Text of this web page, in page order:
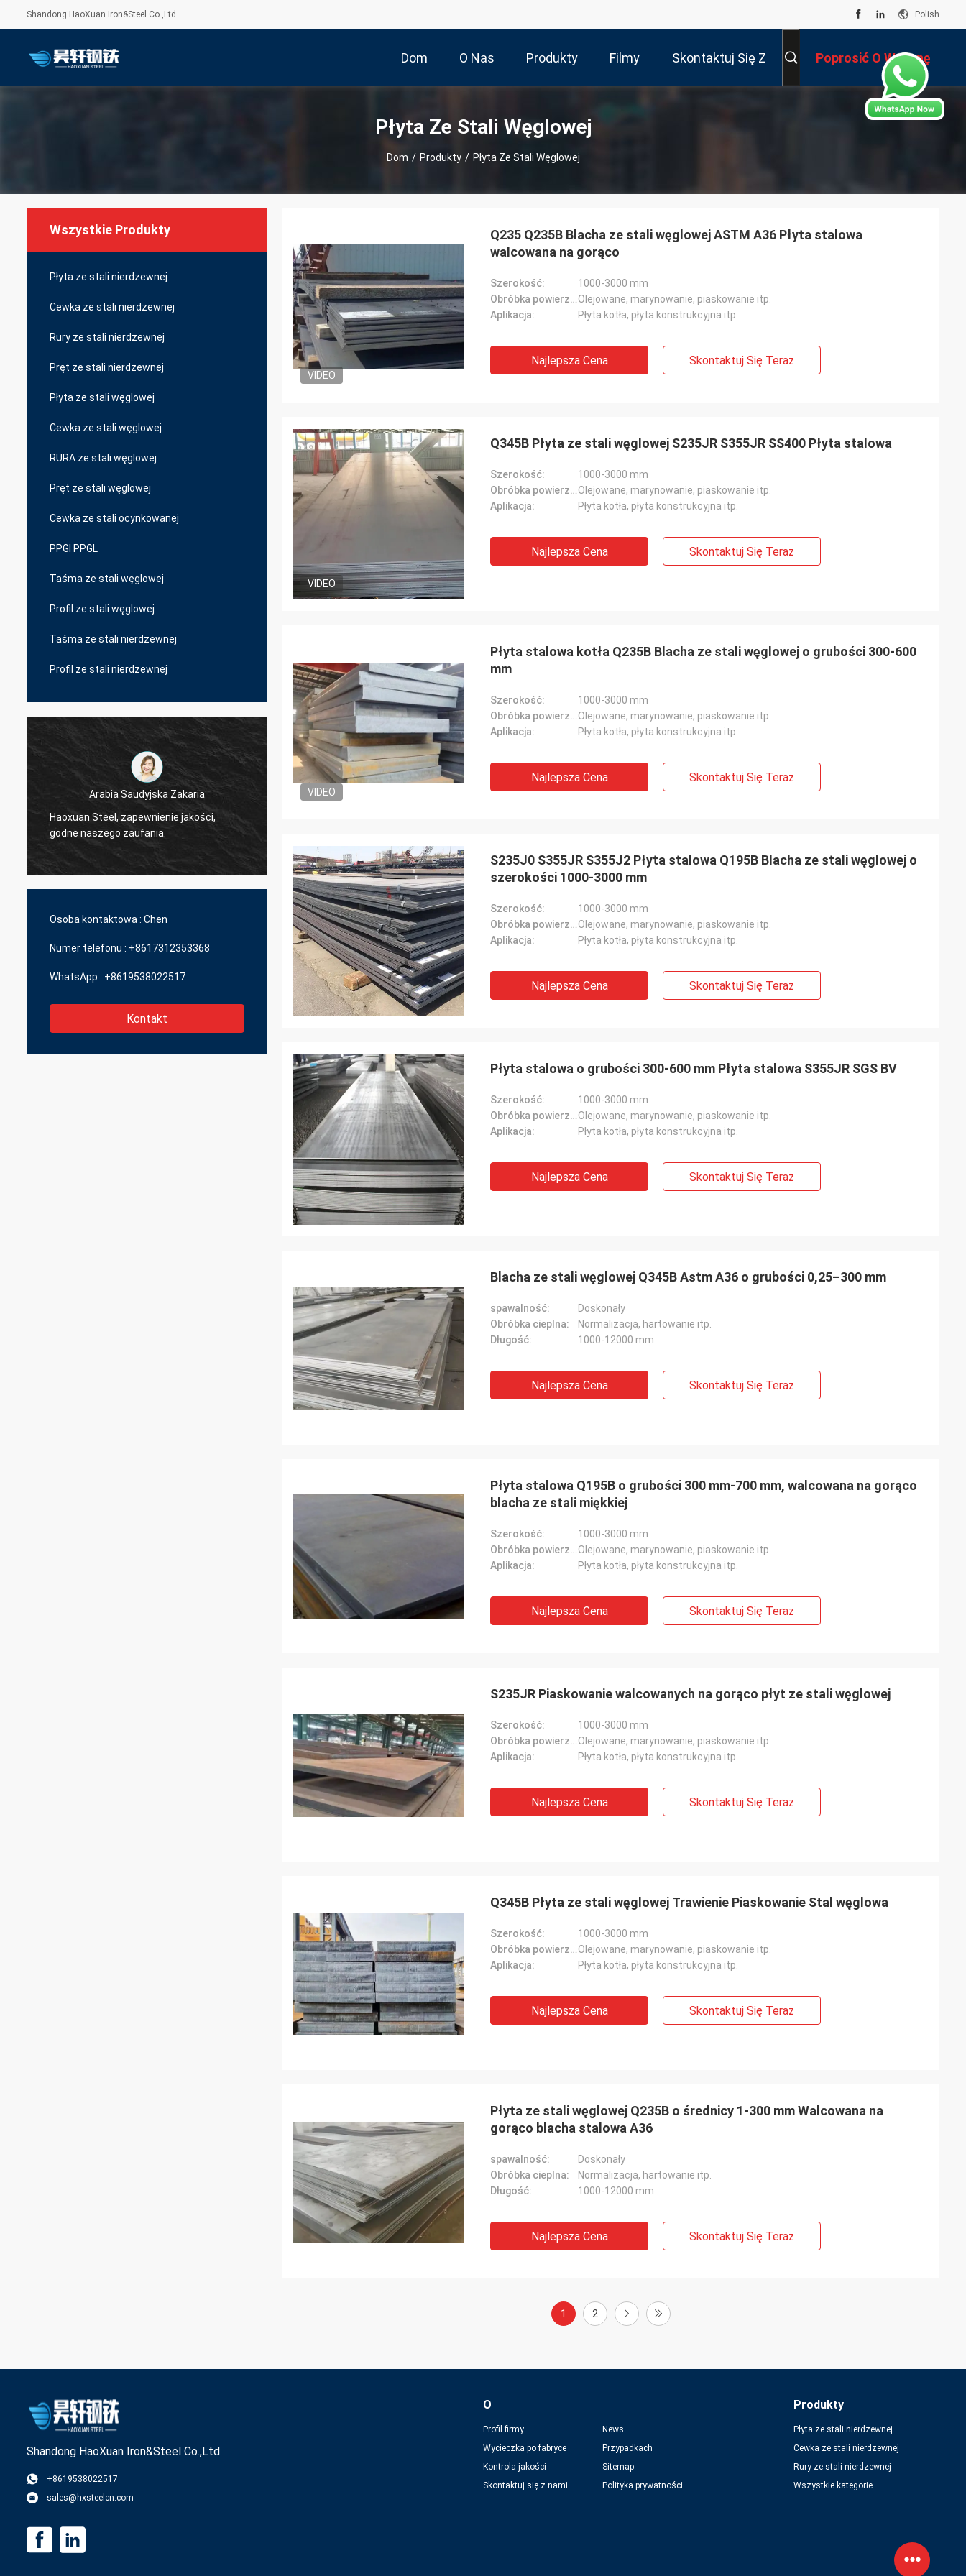
Shandong HaoXuan Iron&Steel Co.,Ltd Polish
Dom O Nas Produkty Filmy Skontaktuj Się Z Poprosić O Wycenę
Płyta Ze Stali Węglowej
Dom / Produkty / Płyta Ze Stali Węglowej
Wszystkie Produkty
Płyta ze stali nierdzewnej
Cewka ze stali nierdzewnej
Rury ze stali nierdzewnej
Pręt ze stali nierdzewnej
Płyta ze stali węglowej
Cewka ze stali węglowej
RURA ze stali węglowej
Pręt ze stali węglowej
Cewka ze stali ocynkowanej
PPGI PPGL
Taśma ze stali węglowej
Profil ze stali węglowej
Taśma ze stali nierdzewnej
Profil ze stali nierdzewnej
Arabia Saudyjska Zakaria
Haoxuan Steel, zapewnienie jakości,
godne naszego zaufania.
Arabia Saudyjska Zakaria
Osoba kontaktowa : Chen
Numer telefonu : +8617312353368
WhatsApp : +8619538022517
Kontakt
VIDEO
Q235 Q235B Blacha ze stali węglowej ASTM A36 Płyta stalowa
walcowana na gorąco
Szerokość:
1000-3000 mm
Obróbka powierzchniowa:Olejowane, marynowanie, piaskowanie itp.
Aplikacja:
Płyta kotła, płyta konstrukcyjna itp.
Najlepsza Cena Skontaktuj Się Teraz
VIDEO
Q345B Płyta ze stali węglowej S235JR S355JR SS400 Płyta stalowa
Szerokość:
1000-3000 mm
Obróbka powierzchniowa:Olejowane, marynowanie, piaskowanie itp.
Aplikacja:
Płyta kotła, płyta konstrukcyjna itp.
Najlepsza Cena Skontaktuj Się Teraz
VIDEO
Płyta stalowa kotła Q235B Blacha ze stali węglowej o grubości 300-600
mm
Szerokość:
1000-3000 mm
Obróbka powierzchniowa:Olejowane, marynowanie, piaskowanie itp.
Aplikacja:
Płyta kotła, płyta konstrukcyjna itp.
Najlepsza Cena Skontaktuj Się Teraz
S235J0 S355JR S355J2 Płyta stalowa Q195B Blacha ze stali węglowej o
szerokości 1000-3000 mm
Szerokość:
1000-3000 mm
Obróbka powierzchniowa:Olejowane, marynowanie, piaskowanie itp.
Aplikacja:
Płyta kotła, płyta konstrukcyjna itp.
Najlepsza Cena Skontaktuj Się Teraz
Płyta stalowa o grubości 300-600 mm Płyta stalowa S355JR SGS BV
Szerokość:
1000-3000 mm
Obróbka powierzchniowa:Olejowane, marynowanie, piaskowanie itp.
Aplikacja:
Płyta kotła, płyta konstrukcyjna itp.
Najlepsza Cena Skontaktuj Się Teraz
Blacha ze stali węglowej Q345B Astm A36 o grubości 0,25–300 mm
spawalność:
Doskonały
Obróbka cieplna:
Normalizacja, hartowanie itp.
Długość:
1000-12000 mm
Najlepsza Cena Skontaktuj Się Teraz
Płyta stalowa Q195B o grubości 300 mm-700 mm, walcowana na gorąco
blacha ze stali miękkiej
Szerokość:
1000-3000 mm
Obróbka powierzchniowa:Olejowane, marynowanie, piaskowanie itp.
Aplikacja:
Płyta kotła, płyta konstrukcyjna itp.
Najlepsza Cena Skontaktuj Się Teraz
S235JR Piaskowanie walcowanych na gorąco płyt ze stali węglowej
Szerokość:
1000-3000 mm
Obróbka powierzchniowa:Olejowane, marynowanie, piaskowanie itp.
Aplikacja:
Płyta kotła, płyta konstrukcyjna itp.
Najlepsza Cena Skontaktuj Się Teraz
Q345B Płyta ze stali węglowej Trawienie Piaskowanie Stal węglowa
Szerokość:
1000-3000 mm
Obróbka powierzchniowa:Olejowane, marynowanie, piaskowanie itp.
Aplikacja:
Płyta kotła, płyta konstrukcyjna itp.
Najlepsza Cena Skontaktuj Się Teraz
Płyta ze stali węglowej Q235B o średnicy 1-300 mm Walcowana na
gorąco blacha stalowa A36
spawalność:
Doskonały
Obróbka cieplna:
Normalizacja, hartowanie itp.
Długość:
1000-12000 mm
Najlepsza Cena Skontaktuj Się Teraz
1 2
Shandong HaoXuan Iron&Steel Co.,Ltd
+8619538022517
sales@hxsteelcn.com
O
Profil firmy
Wycieczka po fabryce
Kontrola jakości
Skontaktuj się z nami
News
Przypadkach
Sitemap
Polityka prywatności
Produkty
Płyta ze stali nierdzewnej
Cewka ze stali nierdzewnej
Rury ze stali nierdzewnej
Wszystkie kategorie